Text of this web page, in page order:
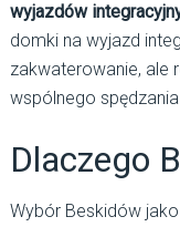
wyjazdów
domki na wyjazd
zakwaterowanie, ale
wspólnego
Dlaczego
Wybór Beskidów